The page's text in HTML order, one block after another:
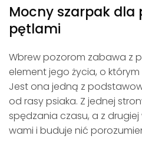
Mocny szarpak dla
pętlami
Wbrew pozorom zabawa z
element jego życia, o
Jest ona jedną z
od rasy psiaka. Z jednej
spędzania czasu, a z
wami i buduje nić